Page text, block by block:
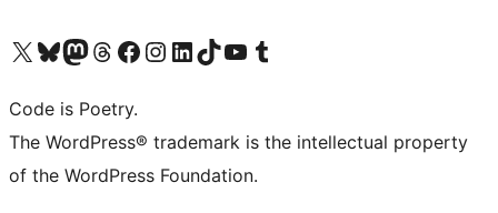
Visita il nostro account X (ex Twitter)
Visita il nostro account Bluesky
Visita il nostro account Mastodon
Visita il nostro account Threads
Visita la nostra pagina Facebook
Visita il nostro account Instagram
Visita il nostro account LinkedIn
Visita il nostro account TikTok
Visita il nostro canale YouTube
Visita il nostro account Tumblr
Code is Poetry.
The WordPress® trademark is the intellectual property
of the WordPress Foundation.